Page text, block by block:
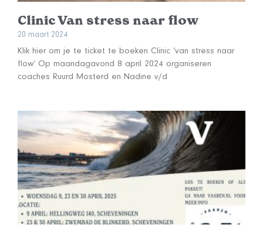
Clinic Van stress naar flow
20 maart 2024
Klik hier om je te ticket te boeken Clinic ‘van stress naar
flow’ Op maandagavond 8 april 2024 organiseren
coaches Ruurd Mosterd en Nadine v/d